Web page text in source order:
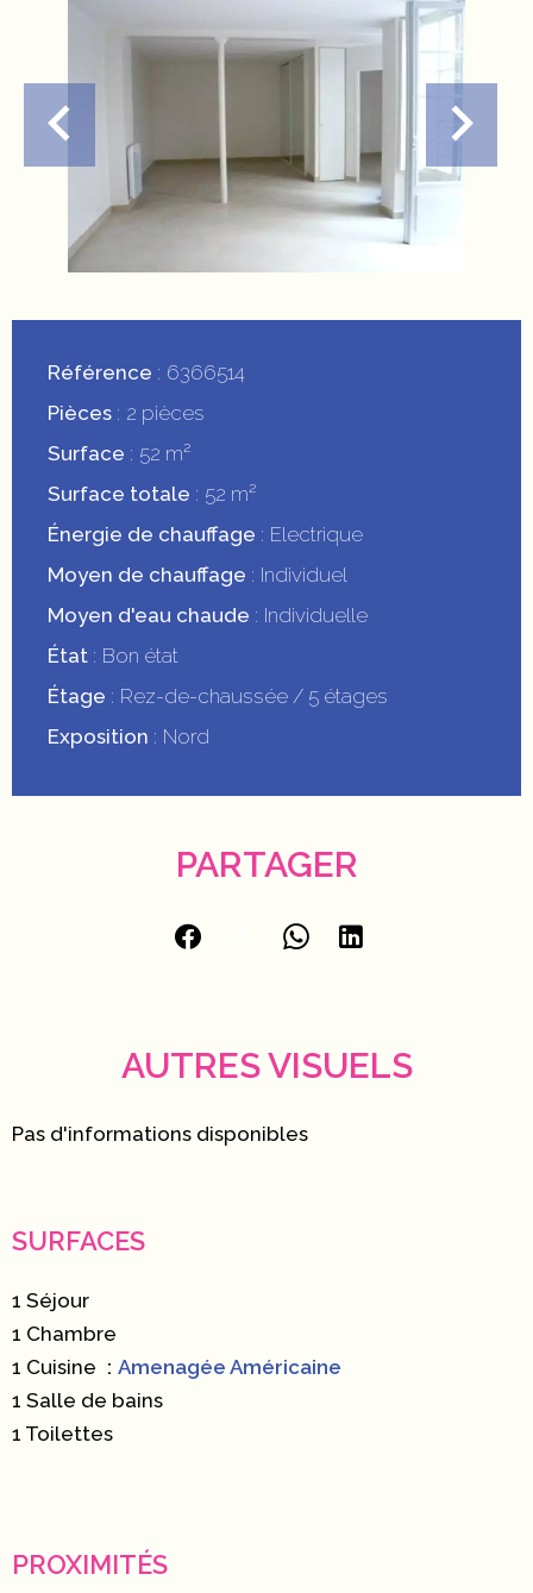
Référence
6366514
Pièces
2 pièces
Surface
52 m²
Surface totale
52 m²
Énergie de chauffage
Electrique
Moyen de chauffage
Individuel
Moyen d'eau chaude
Individuelle
État
Bon état
Étage
Rez-de-chaussée / 5 étages
Exposition
Nord
PARTAGER
AUTRES VISUELS
Pas d'informations disponibles
SURFACES
1 Séjour
1 Chambre
1 Cuisine
Amenagée Américaine
1 Salle de bains
1 Toilettes
PROXIMITÉS